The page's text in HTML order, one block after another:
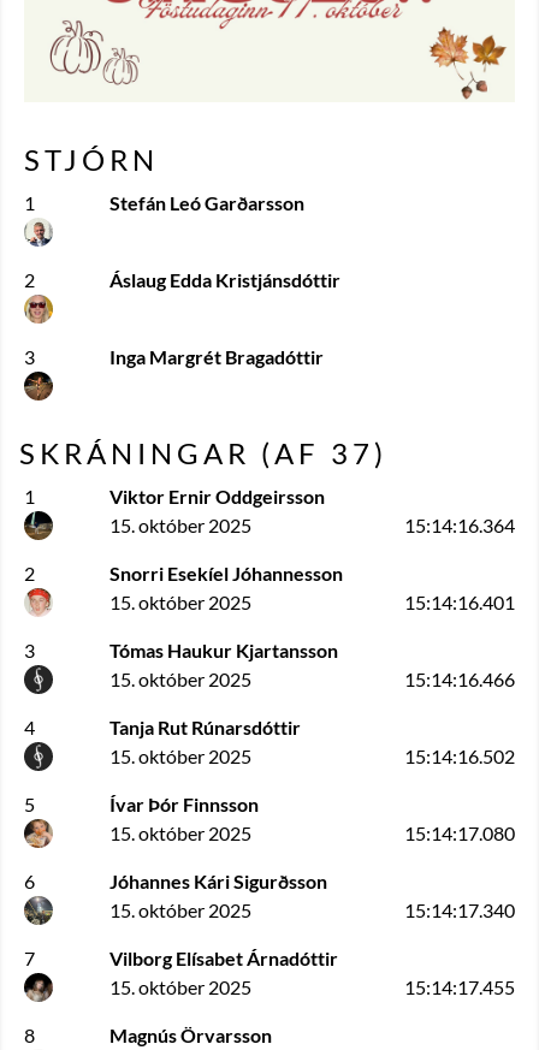
STJÓRN
1 Stefán Leó Garðarsson
2 Áslaug Edda Kristjánsdóttir
3 Inga Margrét Bragadóttir
SKRÁNINGAR (AF 37 )
1
Viktor Ernir Oddgeirsson
15. október 2025
15:14:16.364
2
Snorri Esekíel Jóhannesson
15. október 2025
15:14:16.401
3
Tómas Haukur Kjartansson
15. október 2025
15:14:16.466
4
Tanja Rut Rúnarsdóttir
15. október 2025
15:14:16.502
5
Ívar Þór Finnsson
15. október 2025
15:14:17.080
6
Jóhannes Kári Sigurðsson
15. október 2025
15:14:17.340
7
Vilborg Elísabet Árnadóttir
15. október 2025
15:14:17.455
8
Magnús Örvarsson